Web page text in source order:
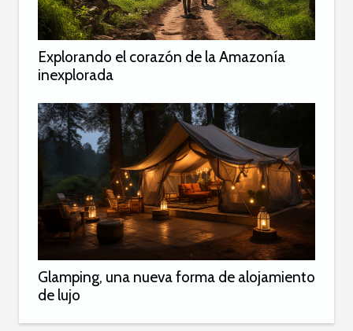
Explorando el corazón de la Amazonía
inexplorada
Glamping, una nueva forma de alojamiento
de lujo